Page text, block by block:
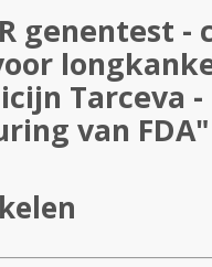
genentest -
Tarceva
van FDA"